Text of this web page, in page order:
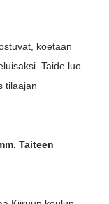
koetaan
Taide luo
tilaajan
Taiteen